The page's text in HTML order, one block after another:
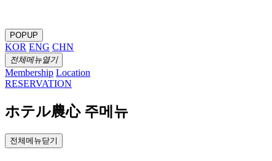
POPUP
KOR ENG CHN
전체메뉴열기
Membership Location
RESERVATION
ホテル農心 주메뉴
전체메뉴닫기